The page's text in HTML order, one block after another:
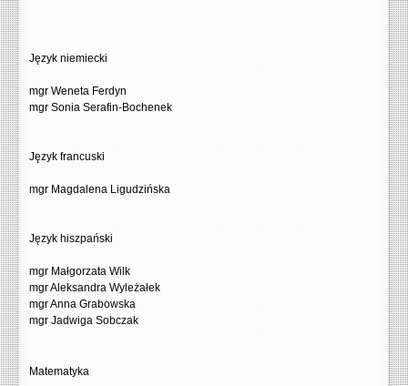
Język niemiecki
mgr Weneta Ferdyn
mgr Sonia Serafin-Bochenek
Język francuski
mgr Magdalena Ligudzińska
Język hiszpański
mgr Małgorzata Wilk
mgr Aleksandra Wyleżałek
mgr Anna Grabowska
mgr Jadwiga Sobczak
Matematyka